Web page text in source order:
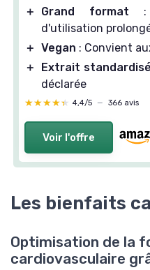
＋
Grand format :
d'utilisation
＋ Vegan : Convient
＋
Extrait standardisé
déclarée
★★★★★
★★★★★ 4,4/5 — 366 avis
Voir l'offre
Les bienfaits
Optimisation de la
cardiovasculaire